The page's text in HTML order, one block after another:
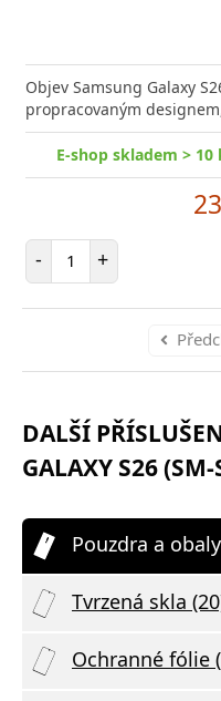
Objev Samsung Galaxy
propracovaným
E-shop skladem > 10
- Počet položek
+
DALŠÍ
GALAXY S26
Pouzdra a
Tvrzená skla
Ochranné fólie